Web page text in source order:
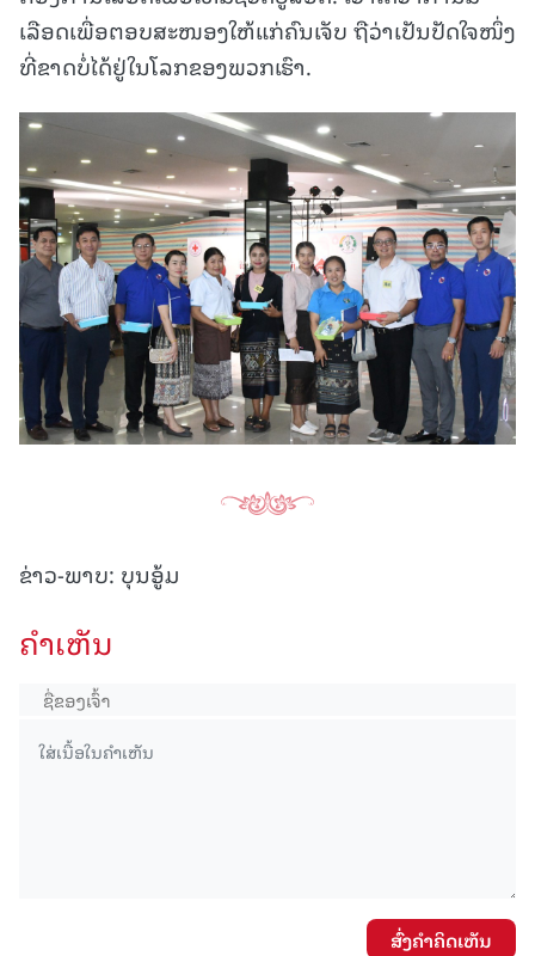
ເລືອດເພື່ອຕອບສະໜອງໃຫ້ແກ່ຄົນເຈັບ ຖືວ່າເປັນປັດໃຈໜຶ່ງ
ທີ່ຂາດບໍ່ໄດ້ຢູ່ໃນໂລກຂອງພວກເຮົາ.
ຂ່າວ-ພາບ: ບຸນອູ້ມ
ຄໍາເຫັນ
ສົ່ງຄໍາຄິດເຫັນ